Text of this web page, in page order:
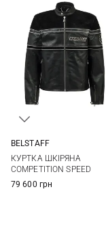
BELSTAFF
КУРТКА ШКІРЯНА
COMPETITION SPEED
79 600 грн